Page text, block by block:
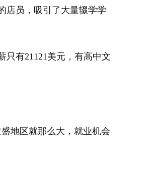
员，吸引了大量辍学学
有21121美元，有高中文
地区就那么大，就业机会